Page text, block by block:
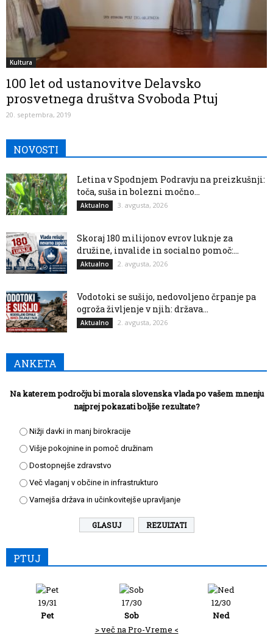
Kultura
100 let od ustanovitve Delavsko
prosvetnega društva Svoboda Ptuj
20. septembra, 2019
NOVOSTI
Letina v Spodnjem Podravju na preizkušnji:
toča, suša in bolezni močno...
Aktualno 3. avgusta, 2026
Skoraj 180 milijonov evrov luknje za
družine, invalide in socialno pomoč:...
Aktualno 2. avgusta, 2026
Vodotoki se sušijo, nedovoljeno črpanje pa
ogroža življenje v njih: država...
Aktualno 2. avgusta, 2026
ANKETA
Na katerem področju bi morala slovenska vlada po vašem mnenju
najprej pokazati boljše rezultate?
Nižji davki in manj birokracije
Višje pokojnine in pomoč družinam
Dostopnejše zdravstvo
Več vlaganj v občine in infrastrukturo
Varnejša država in učinkovitejše upravljanje
REZULTATI
PTUJ
19/31
Pet
17/30
Sob
12/30
Ned
> več na Pro-Vreme <